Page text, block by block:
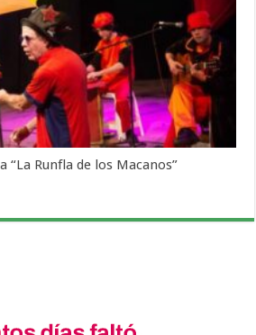
“La Runfla de los Macanos”